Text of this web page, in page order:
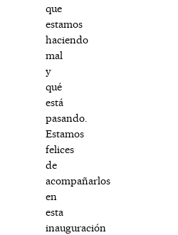
que
estamos
haciendo
mal
y
qué
está
pasando.
Estamos
felices
de
acompañarlos
en
esta
inauguración